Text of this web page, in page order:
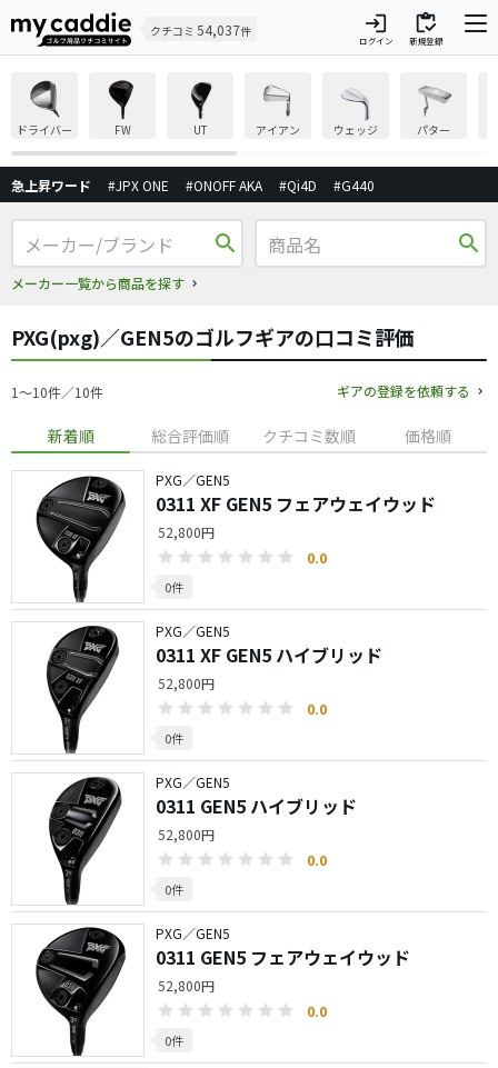
クチコミ 54,037件 login
ログイン
inventory
新規登録
ドライバー FW UT アイアン ウェッジ パター
急上昇ワード #JPX ONE #ONOFF AKA #Qi4D #G440
search
メーカー一覧から商品を探す
search
PXG(pxg)／GEN5のゴルフギアの口コミ評価
1〜10件／10件 ギアの登録を依頼する
新着順 総合評価順 クチコミ数順 価格順
PXG／GEN5
0311 XF GEN5 フェアウェイウッド
52,800円
0.0
0件
PXG／GEN5
0311 XF GEN5 ハイブリッド
52,800円
0.0
0件
PXG／GEN5
0311 GEN5 ハイブリッド
52,800円
0.0
0件
PXG／GEN5
0311 GEN5 フェアウェイウッド
52,800円
0.0
0件